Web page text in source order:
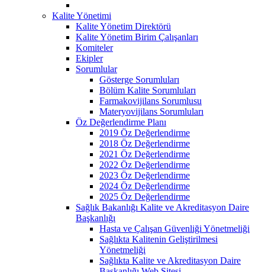
Kalite Yönetimi
Kalite Yönetim Direktörü
Kalite Yönetim Birim Çalışanları
Komiteler
Ekipler
Sorumlular
Gösterge Sorumluları
Bölüm Kalite Sorumluları
Farmakovijilans Sorumlusu
Materyovijilans Sorumluları
Öz Değerlendirme Planı
2019 Öz Değerlendirme
2018 Öz Değerlendirme
2021 Öz Değerlendirme
2022 Öz Değerlendirme
2023 Öz Değerlendirme
2024 Öz Değerlendirme
2025 Öz Değerlendirme
Sağlık Bakanlığı Kalite ve Akreditasyon Daire
Başkanlığı
Hasta ve Çalışan Güvenliği Yönetmeliği
Sağlıkta Kalitenin Geliştirilmesi
Yönetmeliği
Sağlıkta Kalite ve Akreditasyon Daire